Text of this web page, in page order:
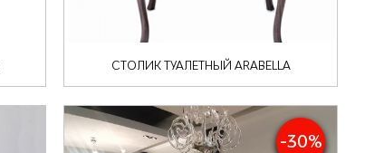
СТОЛИК ТУАЛЕТНЫЙ ARABELLA
-30%